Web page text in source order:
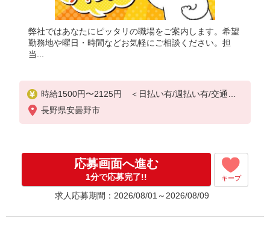
弊社ではあなたにピッタリの職場をご案内します。希望
勤務地や曜日・時間などお気軽にご相談ください。担
当...
時給1500円〜2125円 ＜日払い有/週払い有/交通費
全支給(ガソリン代含む)＞
長野県安曇野市
応募画面へ進む
1分で応募完了!! キープ
求人応募期間：2026/08/01～2026/08/09